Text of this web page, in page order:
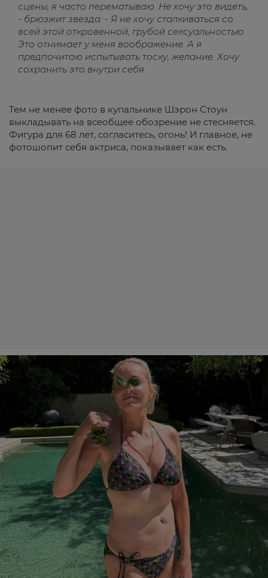
сцены, я часто перематываю. Не хочу это видеть,
- брюзжит звезда. - Я не хочу сталкиваться со
всей этой откровенной, грубой сексуальностью.
Это отнимает у меня воображение. А я
предпочитаю испытывать тоску, желание. Хочу
сохранить это внутри себя.
Тем не менее фото в купальнике Шэрон Стоун
выкладывать на всеобщее обозрение не стесняется.
Фигура для 68 лет, согласитесь, огонь! И главное, не
фотошопит себя актриса, показывает как есть.